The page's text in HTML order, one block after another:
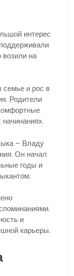
интерес
возили на
и рос в
Родители
– Владу
Он начал
годы и
и
карьеры.